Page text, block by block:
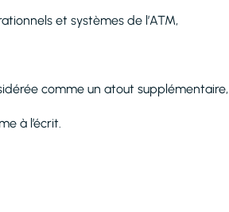
et systèmes de l’ATM,
comme un atout supplémentaire,
à l’écrit.